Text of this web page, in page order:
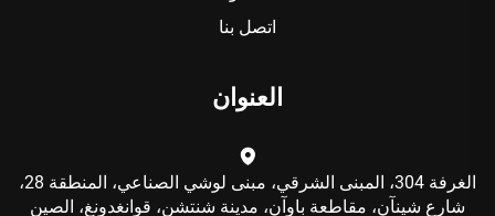
اتصل بنا
العنوان
الغرفة 304، المبنى الشرقي، مبنى لوشي الصناعي، المنطقة 28،
شارع شينآن، مقاطعة باوآن، مدينة شنتشن، قوانغدونغ، الصين